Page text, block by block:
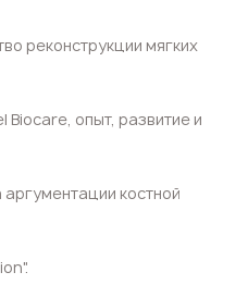
реконструкции мягких
Biocare, опыт, развитие и
костной